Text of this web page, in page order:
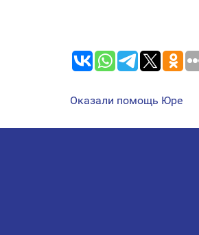
НАВИГАЦИЯ
ПО
Оказали помощь Юре